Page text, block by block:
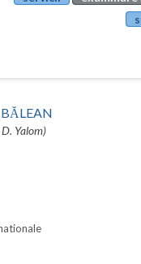
Yalom)